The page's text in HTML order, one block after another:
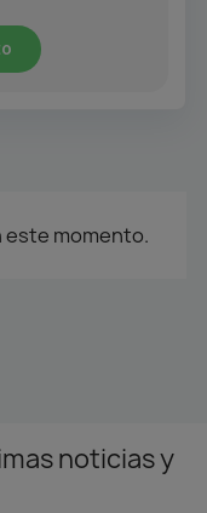
este momento.
noticias y